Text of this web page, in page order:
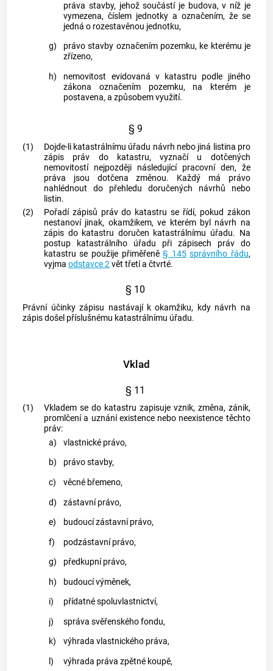
práva stavby, jehož součástí je budova, v níž je
vymezena, číslem jednotky a označením, že se
jedná o rozestavěnou jednotku,
g)
právo stavby označením pozemku, ke kterému je
zřízeno,
h)
nemovitost evidovaná v katastru podle jiného
zákona označením pozemku, na kterém je
postavena, a způsobem využití.
§ 9
(1)
Dojde-li katastrálnímu úřadu návrh nebo jiná listina pro
zápis práv do
katastru, vyznačí u dotčených
nemovitostí nejpozději následující pracovní den, že
práva jsou dotčena změnou. Každý má právo
nahlédnout do přehledu doručených návrhů nebo
listin.
(2)
Pořadí zápisů práv do katastru se řídí, pokud zákon
nestanoví jinak, okamžikem, ve kterém byl návrh na
zápis do katastru doručen katastrálnímu úřadu. Na
postup katastrálního úřadu při zápisech práv do
katastru se použije přiměřeně§ 145 správního řádu,
vyjma odstavce 2vět třetí a čtvrté.
§ 10
Právní účinky zápisu nastávají k okamžiku, kdy návrh na
zápis došel příslušnému katastrálnímu úřadu.
Vklad
§ 11
(1) Vkladem se do katastru zapisuje vznik, změna, zánik,
promlčení a uznání existence nebo neexistence těchto
práv:
a)
vlastnické právo,
b)
právo stavby,
c)
věcné břemeno,
d)
zástavní právo,
e)
budoucí zástavní právo,
f)
podzástavní právo,
g)
předkupní právo,
h)
budoucí výměnek,
i)
přídatné spoluvlastnictví,
j)
správa svěřenského fondu,
k)
výhrada vlastnického práva,
l)
výhrada práva zpětné koupě,